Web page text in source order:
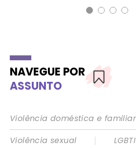
NAVEGUE POR
ASSUNTO
Violência doméstica e familiar
Violência sexual
|